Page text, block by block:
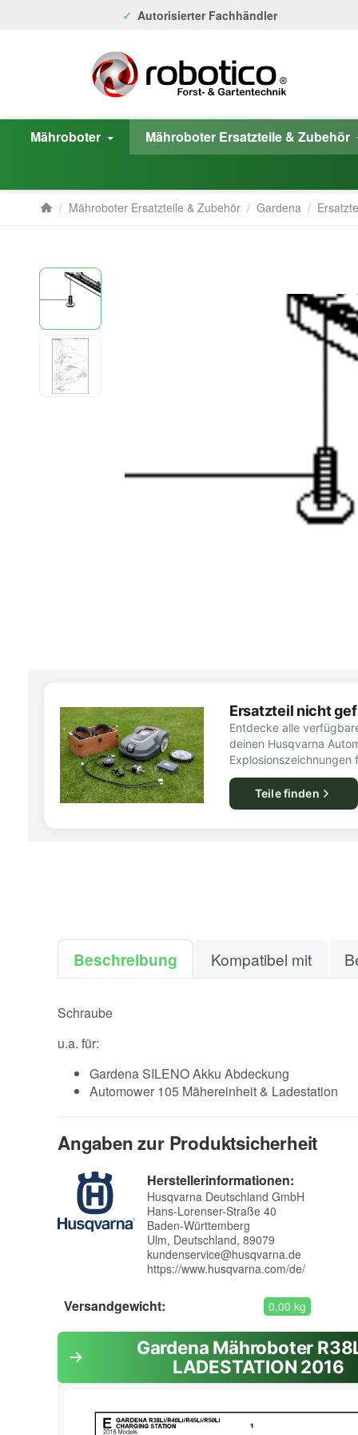
Autorisierter Fachhändler
Mähroboter Mähroboter Ersatzteile & Zubehör
/ Mähroboter Ersatzteile & Zubehör / Gardena /
Ersatzteil nicht
Entdecke alle
deinen Husqvarna
Explosionszeichnungen
Teile finden
Beschreibung Kompatibel mit
Schraube
u.a. für:
Gardena SILENO Akku Abdeckung
Automower 105 Mähereinheit & Ladestation
Angaben zur Produktsicherheit
Herstellerinformationen:
Husqvarna Deutschland GmbH
Hans-Lorenser-Straße 40
Baden-Württemberg
Ulm, Deutschland, 89079
kundenservice@husqvarna.de
https://www.husqvarna.com/de/
Versandgewicht: 0,00 kg
Gardena Mähroboter
LADESTATION 2016